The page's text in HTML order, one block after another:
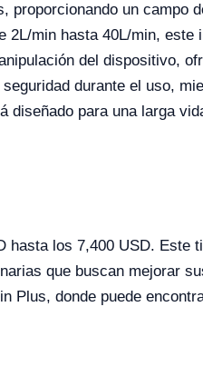
proporcionando un campo
2L/min hasta 40L/min, este
del dispositivo,
durante el uso,
diseñado para una larga
hasta los 7,400 USD. Este
que buscan mejorar
Plus, donde puede